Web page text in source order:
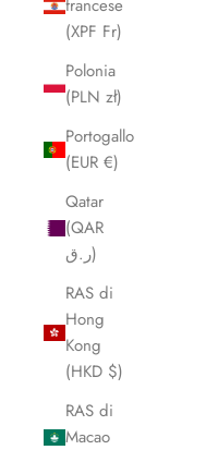
francese
(XPF Fr)
Polonia
(PLN zł)
Portogallo
(EUR €)
Qatar
(QAR
ر.ق)
RAS di
Hong
Kong
(HKD $)
RAS di
Macao